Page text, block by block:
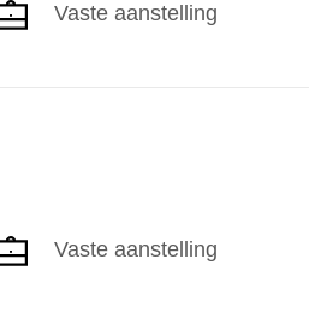
Vaste aanstelling
Vaste aanstelling